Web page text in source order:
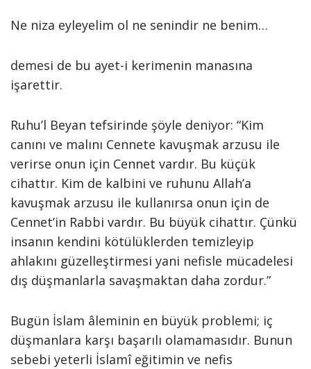
Ne niza eyleyelim ol ne senindir ne benim…
demesi de bu ayet-i kerimenin manasına
işarettir.
Ruhu’l Beyan tefsirinde şöyle deniyor: “Kim
canını ve malını Cennete kavuşmak arzusu ile
verirse onun için Cennet vardır. Bu küçük
cihattır. Kim de kalbini ve ruhunu Allah’a
kavuşmak arzusu ile kullanırsa onun için de
Cennet’in Rabbi vardır. Bu büyük cihattır. Çünkü
insanın kendini kötülüklerden temizleyip
ahlakını güzelleştirmesi yani nefisle mücadelesi
dış düşmanlarla savaşmaktan daha zordur.”
Bugün İslam âleminin en büyük problemi; iç
düşmanlara karşı başarılı olamamasıdır. Bunun
sebebi yeterli İslamî eğitimin ve nefis